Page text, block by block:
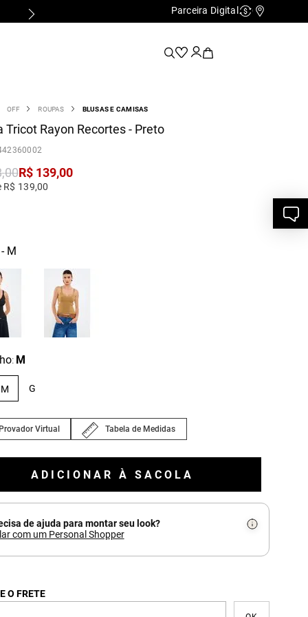
Parceira Digital Cashback
OFF ROUPAS BLUSAS E CAMISAS
Tricot Rayon Recortes - Preto
,00R$ 139,00
R$ 139,00
M
: M
M G
Virtual Tabela de Medidas
ADICIONAR À SACOLA
de ajuda para montar seu look?
com um Personal Shopper
O FRETE